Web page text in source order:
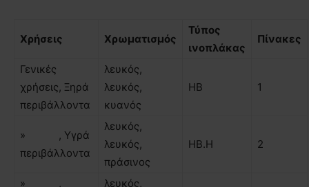
Χρήσεις Χρωµατισµός
Τύπος
ινοπλάκας
Πίνακες
Γενικές
χρήσεις, Ξηρά
περιβάλλοντα
λευκός,
λευκός,
κυανός
ΗΒ 1
» , Υγρά
περιβάλλοντα
λευκός,
λευκός,
πράσινος
ΗΒ.Η 2
» , λευκός,